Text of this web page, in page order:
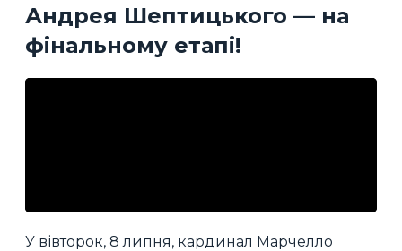
Андрея Шептицького — на
фінальному етапі!
У вівторок, 8 липня, кардинал Марчелло